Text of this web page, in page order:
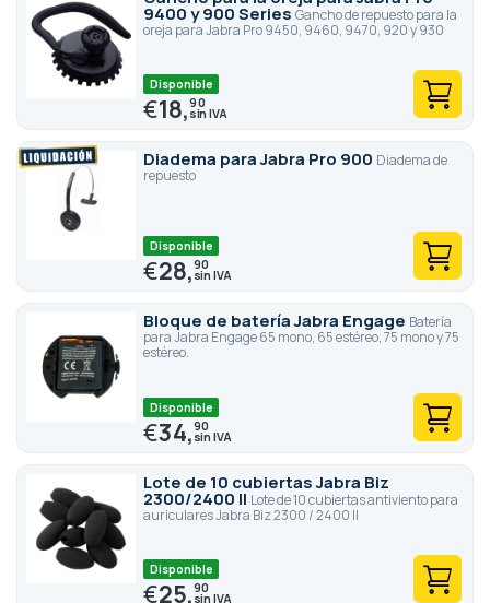
9400 y 900 Series Gancho de repuesto para la
oreja para Jabra Pro 9450, 9460, 9470, 920 y 930
Disponible
€18,90
Diadema para Jabra Pro 900 Diadema de
repuesto
Disponible
€28,90
Bloque de batería Jabra Engage Batería
para Jabra Engage 65 mono, 65 estéreo, 75 mono y 75
estéreo.
Disponible
€34,90
Lote de 10 cubiertas Jabra Biz
2300/2400 II Lote de 10 cubiertas antiviento para
auriculares Jabra Biz 2300 / 2400 II
Disponible
€25,90